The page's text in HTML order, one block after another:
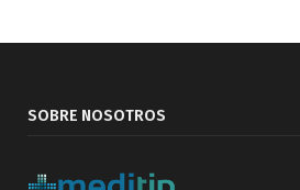
SOBRE NOSOTROS